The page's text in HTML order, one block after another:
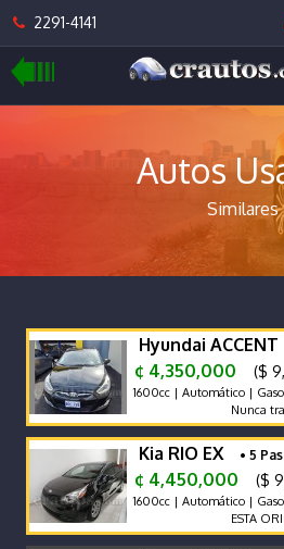
2291-4141
Autos
Similares
Hyundai ACCENT
¢ 4,350,000
($
1600cc | Automático |
Nunca
Kia RIO EX • 5
¢ 4,450,000
($
1600cc | Automático |
ESTA